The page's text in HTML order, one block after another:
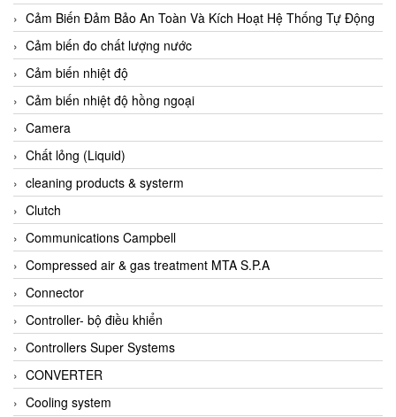
AINUO Vietnam
AIR MAJOR
Aira Euro Automation
Airtac Vietnam
Airtec Vietnam
AI-Tek Vietnam
Akerstroms Viet Nam
AKO Armaturen & Separationstechnik
AKO Armaturen & Separationstechnik Vietnam
AKUSENSE
ALA OFFICINE SPA
Albrecht-Automatik Viet Nam
Allen Bradley Vietnam
Alpha Moisture Vietnam
Alpha-Achem Vietnam
Cảm Biến Đảm Bảo An Toàn Và Kích Hoạt Hệ Thống Tự Động
Cảm biến đo chất lượng nước
Cảm biến nhiệt độ
Cảm biến nhiệt độ hồng ngoại
Camera
Chất lỏng (Liquid)
cleaning products & systerm
Clutch
Communications Campbell
Compressed air & gas treatment MTA S.P.A
Connector
Controller- bộ điều khiển
Controllers Super Systems
CONVERTER
Cooling system